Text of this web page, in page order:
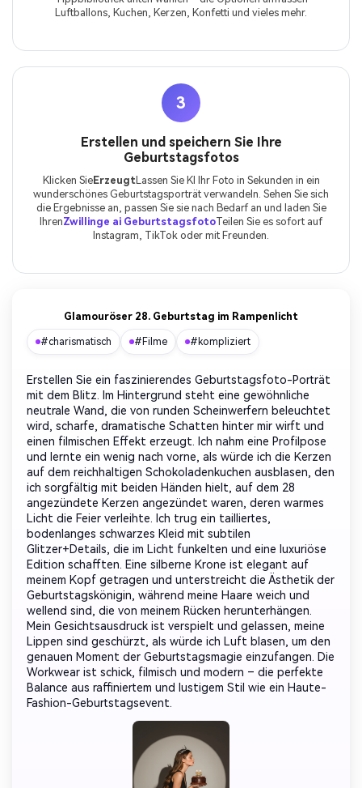
Luftballons, Kuchen, Kerzen, Konfetti und vieles mehr.
3
Erstellen und speichern Sie Ihre
Geburtstagsfotos
Klicken SieErzeugtLassen Sie KI Ihr Foto in Sekunden in ein
wunderschönes Geburtstagsporträt verwandeln. Sehen Sie sich
die Ergebnisse an, passen Sie sie nach Bedarf an und laden Sie
IhrenZwillinge ai GeburtstagsfotoTeilen Sie es sofort auf
Instagram, TikTok oder mit Freunden.
Glamouröser 28. Geburtstag im Rampenlicht
#charismatisch #Filme #kompliziert
Erstellen Sie ein faszinierendes Geburtstagsfoto-Porträt
mit dem Blitz. Im Hintergrund steht eine gewöhnliche
neutrale Wand, die von runden Scheinwerfern beleuchtet
wird, scharfe, dramatische Schatten hinter mir wirft und
einen filmischen Effekt erzeugt. Ich nahm eine Profilpose
und lernte ein wenig nach vorne, als würde ich die Kerzen
auf dem reichhaltigen Schokoladenkuchen ausblasen, den
ich sorgfältig mit beiden Händen hielt, auf dem 28
angezündete Kerzen angezündet waren, deren warmes
Licht die Feier verleihte. Ich trug ein tailliertes,
bodenlanges schwarzes Kleid mit subtilen
Glitzer+Details, die im Licht funkelten und eine luxuriöse
Edition schafften. Eine silberne Krone ist elegant auf
meinem Kopf getragen und unterstreicht die Ästhetik der
Geburtstagskönigin, während meine Haare weich und
wellend sind, die von meinem Rücken herunterhängen.
Mein Gesichtsausdruck ist verspielt und gelassen, meine
Lippen sind geschürzt, als würde ich Luft blasen, um den
genauen Moment der Geburtstagsmagie einzufangen. Die
Workwear ist schick, filmisch und modern – die perfekte
Balance aus raffiniertem und lustigem Stil wie ein Haute-
Fashion-Geburtstagsevent.